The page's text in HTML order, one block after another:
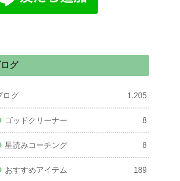
グ
ログ 1,205
ゴッドクリーナー 8
星読みコーチング 8
おすすめアイテム 189